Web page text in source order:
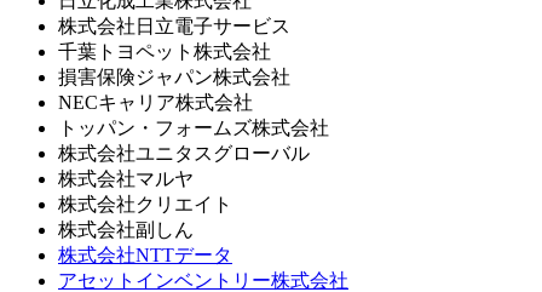
株式会社日立電子サービス
千葉トヨペット株式会社
損害保険ジャパン株式会社
NECキャリア株式会社
トッパン・フォームズ株式会社
株式会社ユニタスグローバル
株式会社マルヤ
株式会社クリエイト
株式会社副しん
株式会社NTTデータ
アセットインベントリー株式会社